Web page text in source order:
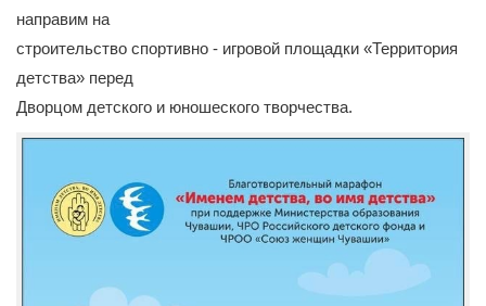
направим на
строительство спортивно - игровой площадки «Территория
детства» перед
Дворцом детского и юношеского творчества.